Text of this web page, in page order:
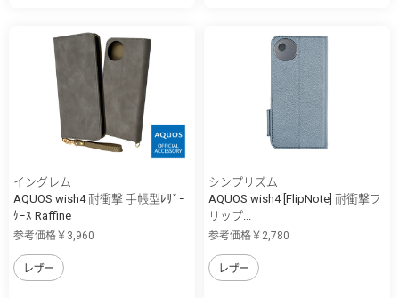
イングレム
AQUOS wish4 耐衝撃 手帳型ﾚｻﾞｰ
ｹｰｽ Raffine
参考価格￥3,960
レザー
シンプリズム
AQUOS wish4 [FlipNote] 耐衝撃フ
リップ...
参考価格￥2,780
レザー